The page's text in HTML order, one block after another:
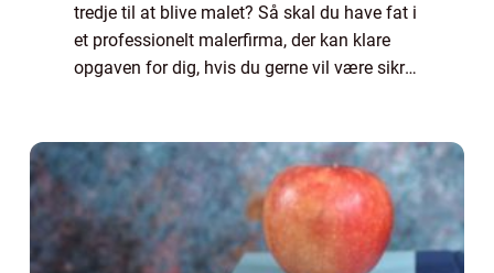
tredje til at blive malet? Så skal du have fat i
et professionelt malerfirma, der kan klare
opgaven for dig, hvis du gerne vil være sikret